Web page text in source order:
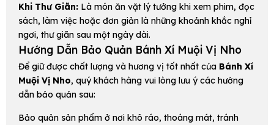
Khi Thư Giãn: Là món ăn vặt lý tưởng khi xem phim, đọc
sách, làm việc hoặc đơn giản là những khoảnh khắc nghỉ
ngơi, thư giãn sau một ngày dài.
Hướng Dẫn Bảo Quản Bánh Xí Muội Vị Nho
Để giữ được chất lượng và hương vị tốt nhất của Bánh Xí
Muội Vị Nho, quý khách hàng vui lòng lưu ý các hướng
dẫn bảo quản sau:
Bảo quản sản phẩm ở nơi khô ráo, thoáng mát, tránh